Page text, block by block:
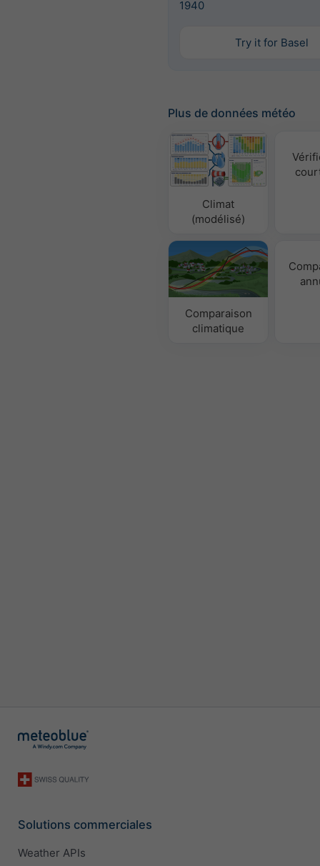
1940
Try it for Basel
Plus de données météo
Climat
(modélisé)
Comparaison
climatique
Solutions commerciales
Weather APIs